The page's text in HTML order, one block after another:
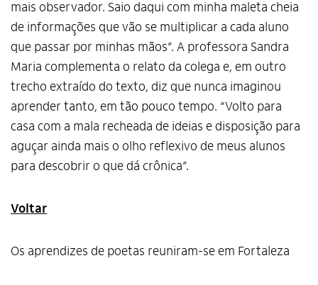
mais observador. Saio daqui com minha maleta cheia
de informações que vão se multiplicar a cada aluno
que passar por minhas mãos”. A professora Sandra
Maria complementa o relato da colega e, em outro
trecho extraído do texto, diz que nunca imaginou
aprender tanto, em tão pouco tempo. “Volto para
casa com a mala recheada de ideias e disposição para
aguçar ainda mais o olho reflexivo de meus alunos
para descobrir o que dá crônica”.
Voltar
Os aprendizes de poetas reuniram-se em Fortaleza